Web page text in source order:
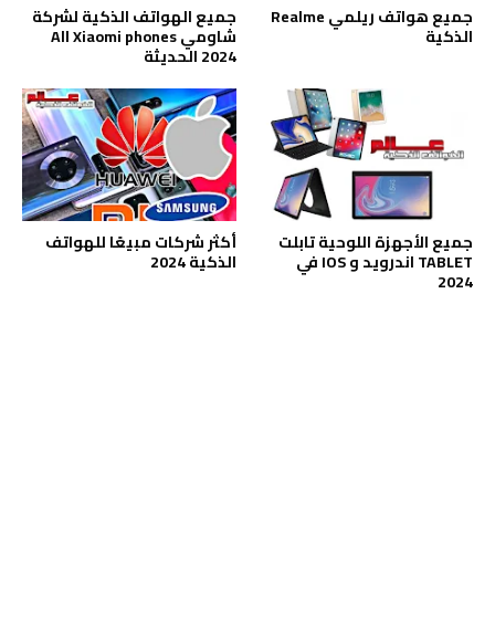
جميع هواتف ريلمي Realme
الذكية
جميع الهواتف الذكية لشركة
شاومي All Xiaomi phones
2024 الحديثة
جميع الأجهزة اللوحية تابلت
TABLET اندرويد و IOS في
2024
أكثر شركات مبيعًا للهواتف
الذكية 2024